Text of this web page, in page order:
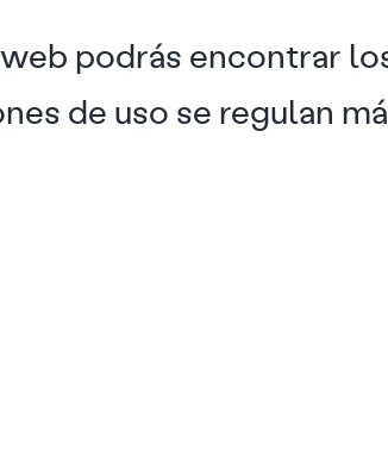
podrás encontrar
de uso se regulan